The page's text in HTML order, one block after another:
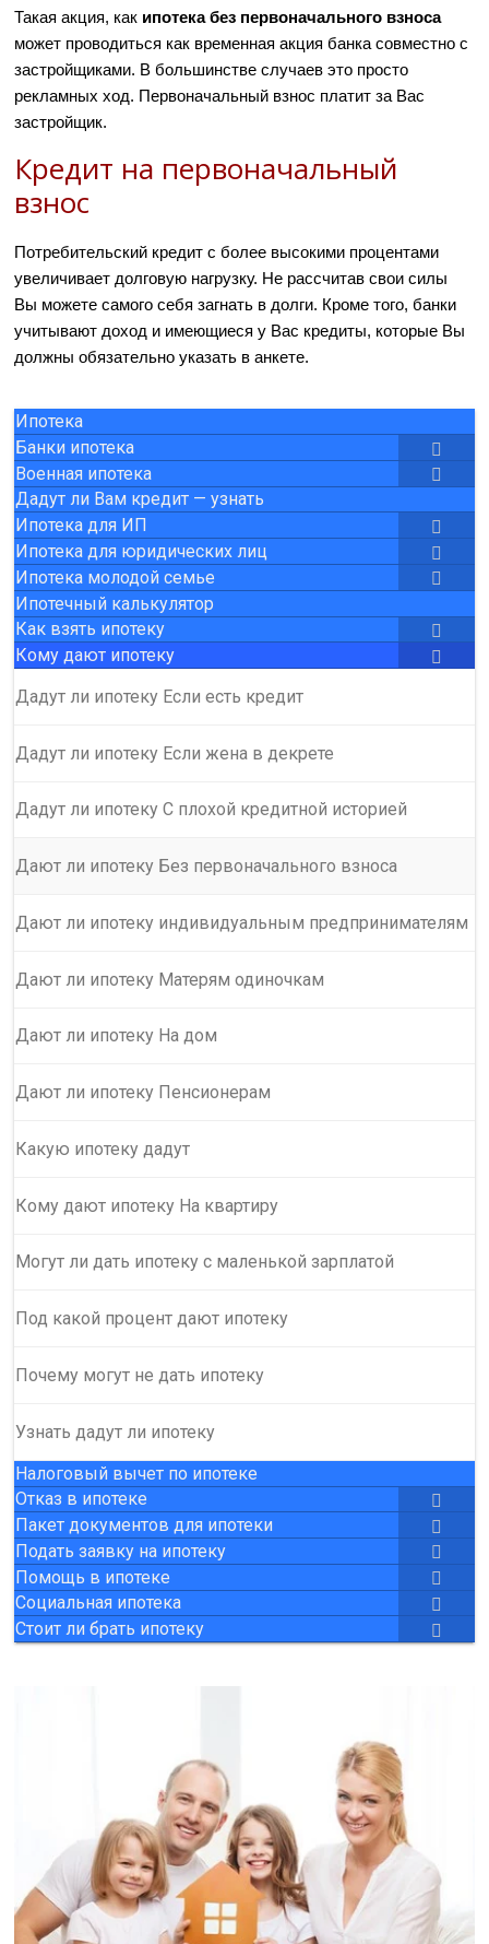
Такая акция, как ипотека без первоначального взноса
может проводиться как временная акция банка совместно с
застройщиками. В большинстве случаев это просто
рекламных ход. Первоначальный взнос платит за Вас
застройщик.
Кредит на первоначальный
взнос
Потребительский кредит с более высокими процентами
увеличивает долговую нагрузку. Не рассчитав свои силы
Вы можете самого себя загнать в долги. Кроме того, банки
учитывают доход и имеющиеся у Вас кредиты, которые Вы
должны обязательно указать в анкете.
Ипотека
Банки ипотека
Военная ипотека
Дадут ли Вам кредит — узнать
Ипотека для ИП
Ипотека для юридических лиц
Ипотека молодой семье
Ипотечный калькулятор
Как взять ипотеку
Кому дают ипотеку
Дадут ли ипотеку Если есть кредит
Дадут ли ипотеку Если жена в декрете
Дадут ли ипотеку С плохой кредитной историей
Дают ли ипотеку Без первоначального взноса
Дают ли ипотеку индивидуальным предпринимателям
Дают ли ипотеку Матерям одиночкам
Дают ли ипотеку На дом
Дают ли ипотеку Пенсионерам
Какую ипотеку дадут
Кому дают ипотеку На квартиру
Могут ли дать ипотеку с маленькой зарплатой
Под какой процент дают ипотеку
Почему могут не дать ипотеку
Узнать дадут ли ипотеку
Налоговый вычет по ипотеке
Отказ в ипотеке
Пакет документов для ипотеки
Подать заявку на ипотеку
Помощь в ипотеке
Социальная ипотека
Стоит ли брать ипотеку